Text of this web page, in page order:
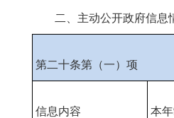
二、主动公开政府信息
第二十条第（一）项
信息内容 本